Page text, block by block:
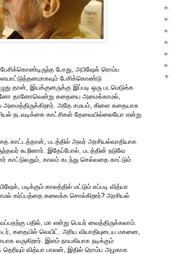
பேசிக்கொண்டிருந்த போது, அபிஷேக் ரொம்ப
பேசிக்கொண்டு
தான், இயக்குனருக்கு இப்படி ஒரு படமெடுக்க
ஏனோ தானோவென்று கதையை அமைக்காமல்,
அமைத்திருக்கிறார். அதே சமயம், கிளை கதையாக
நடவடிக்கை காட்சிகள் தேவையில்லையோ என்று
காட்டத்தான், படத்தில் அவர் அரசியல்வாதியாக
கூறினார். இதேப்போல், படத்தின் நடுவே
காட்டுவதும், காலம் கடந்து செல்வதை காட்டும்
படிக்கும் காலத்தில் மட்டும் எப்படி வித்யா
கர்ப்பத்தை கலைக்க சொல்கிறார்? அரசியல்
பதில், மா என்று பெயர் வைத்திருக்கலாம்.
கதையில் வெயிட். அரிய வியாதியுடைய மகனை,
வருகிறார். இளம் நாயகியாக நடிக்கும்
வித்யா பாலன், இதில் ரொம்ப அழகாக
►
►
►
►
►
►
▼